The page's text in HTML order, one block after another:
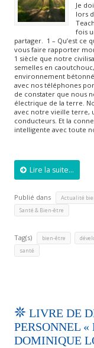
Je
lors
fois
partager. 1 – Qu’est ce
vous faire rapporter
1 siècle que notre
semelles en
environnement
avec nos téléphones
de constater que nous
électrique de la terre.
avec notre vieille terre,
conducteurs. Et la
intelligente avec toute
Lire la suite...
Publié dans Actualité
Santé & Bien-être
Tag(s) bien-être
santé
LIVRE DE
PERSONNEL «
DOMINIQUE